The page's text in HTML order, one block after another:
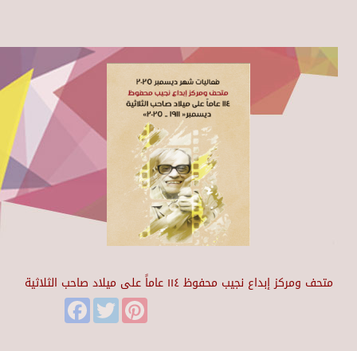
متحف ومركز إبداع نجيب محفوظ ١١٤ عاماً على ميلاد صاحب الثلاثية
FacebookTwitter